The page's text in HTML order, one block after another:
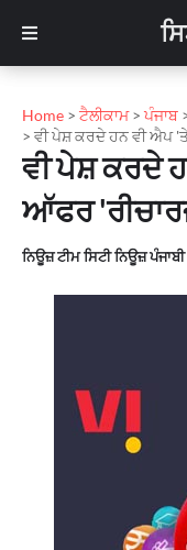
Home > ਟੈਲੀਕਾਮ> ਪੰਜਾਬ
> ਵੀ ਪੇਸ਼ ਕਰਦੇ ਹਨ ਵੀ ਐਪ
ਵੀ ਪੇਸ਼ ਕਰਦੇ
ਆੱਫਰ
ਨਿਊਜ਼ ਟੀਮ ਸਿਟੀ ਨਿਊਜ਼ ਪੰਜਾਬੀ